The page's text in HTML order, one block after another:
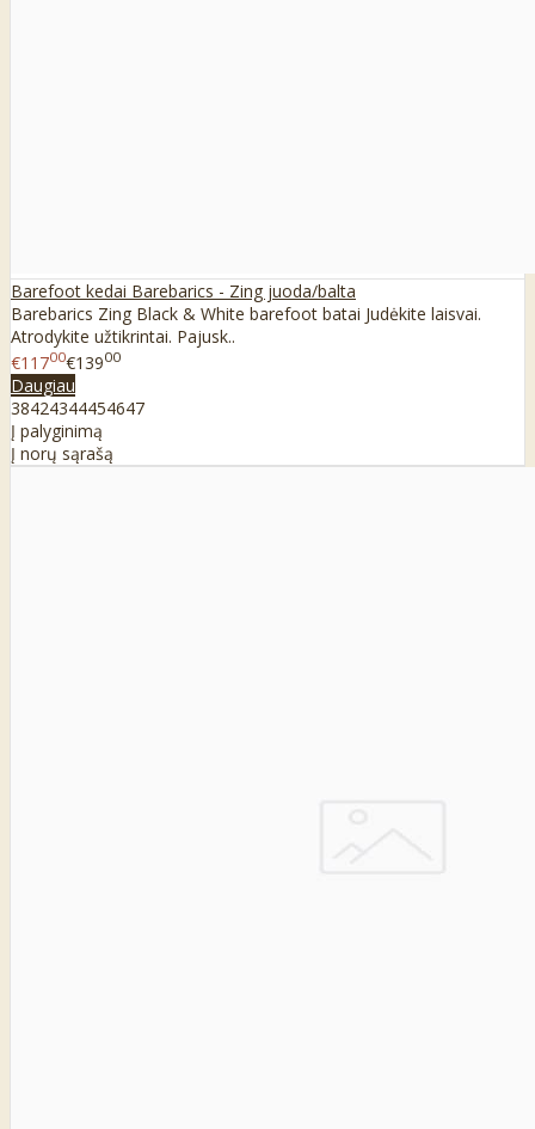
Barefoot kedai Barebarics - Zing juoda/balta
Barebarics Zing Black & White barefoot batai Judėkite laisvai.
Atrodykite užtikrintai. Pajusk..
€11700€13900
Daugiau
38424344454647
Į palyginimą
Į norų sąrašą